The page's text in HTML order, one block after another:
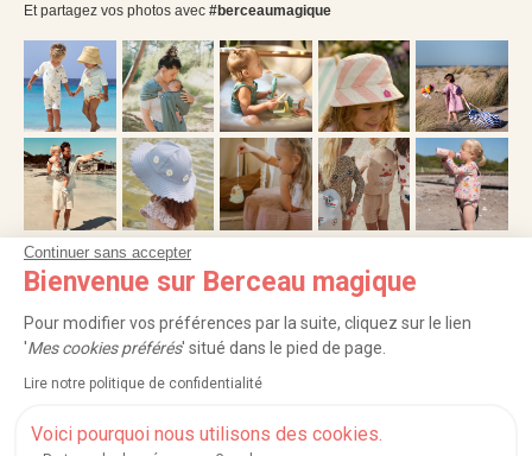
Continuer sans accepter
Bienvenue sur Berceau magique
Pour modifier vos préférences par la suite, cliquez sur le lien
'Mes cookies préférés' situé dans le pied de page.
Lire notre politique de confidentialité
Voici pourquoi nous utilisons des cookies.
Et partagez vos photos avec #berceaumagique
NOS SERVICES
INFORMATIONS
PROFESSIONNELS